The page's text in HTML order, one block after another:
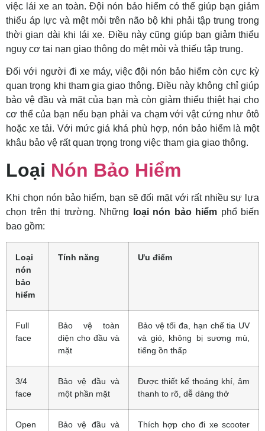
việc lái xe an toàn. Đội nón bảo hiểm có thể giúp bạn giảm
thiểu áp lực và mệt mỏi trên não bộ khi phải tập trung trong
thời gian dài khi lái xe. Điều này cũng giúp bạn giảm thiểu
nguy cơ tai nạn giao thông do mệt mỏi và thiếu tập trung.
Đối với người đi xe máy, việc đội nón bảo hiểm còn cực kỳ
quan trọng khi tham gia giao thông. Điều này không chỉ giúp
bảo vệ đầu và mặt của bạn mà còn giảm thiểu thiệt hại cho
cơ thể của bạn nếu bạn phải va chạm với vật cứng như ôtô
hoặc xe tải. Với mức giá khá phù hợp, nón bảo hiểm là một
khâu bảo vệ rất quan trọng trong việc tham gia giao thông.
Loại Nón Bảo Hiểm
Khi chọn nón bảo hiểm, bạn sẽ đối mặt với rất nhiều sự lựa
chọn trên thị trường. Những
loại nón bảo hiểm phổ biến
bao gồm:
Loại
nón
bảo
hiểm
Tính năng Ưu điểm
Full
face
Bảo vệ toàn
diện cho đầu và
mặt
Bảo vệ tối đa, hạn chế tia UV
và gió, không bị sương mù,
tiếng ồn thấp
3/4
face
Bảo vệ đầu và
một phần mặt
Được thiết kế thoáng khí, âm
thanh to rõ, dễ dàng thở
Open
Bảo vệ đầu và
Thích hợp cho đi xe scooter